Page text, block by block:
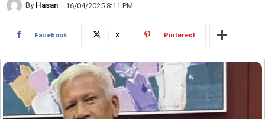
By Hasan 16/04/2025 8:11 PM
Facebook X Pinterest